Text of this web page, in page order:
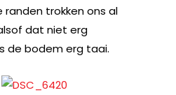
randen trokken ons al
dat niet erg
de bodem erg taai.